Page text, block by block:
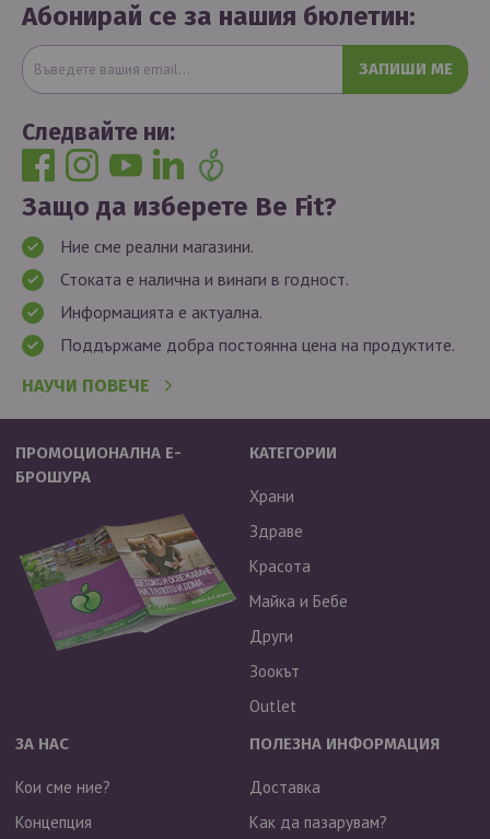
Абонирай се за нашия бюлетин:
ЗАПИШИ МЕ
Следвайте ни:
Защо да изберете Be Fit?
Ние сме реални магазини.
Стоката е налична и винаги в годност.
Информацията е актуална.
Поддържаме добра постоянна цена на продуктите.
НАУЧИ ПОВЕЧЕ
ПРОМОЦИОНАЛНА Е-
БРОШУРА
КАТЕГОРИИ
Храни
Здраве
Красота
Майка и Бебе
Други
Зоокът
Outlet
ЗА НАС
Кои сме ние?
Концепция
ПОЛЕЗНА ИНФОРМАЦИЯ
Доставка
Как да пазарувам?